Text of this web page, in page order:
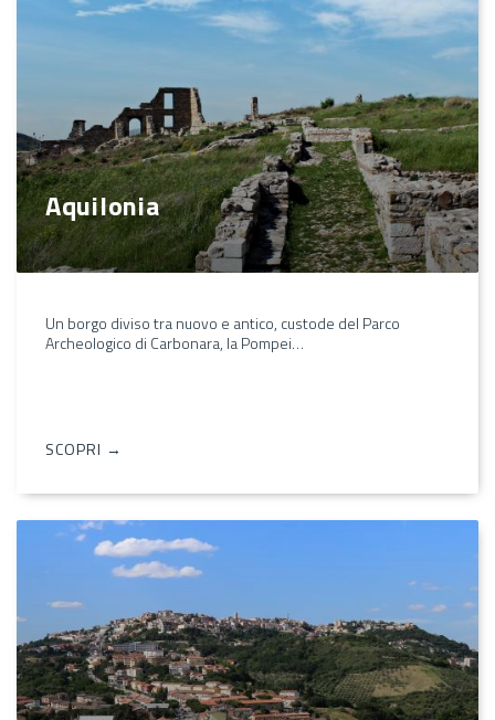
Aquilonia
Un borgo diviso tra nuovo e antico, custode del Parco
Archeologico di Carbonara, la Pompei…
SCOPRI →